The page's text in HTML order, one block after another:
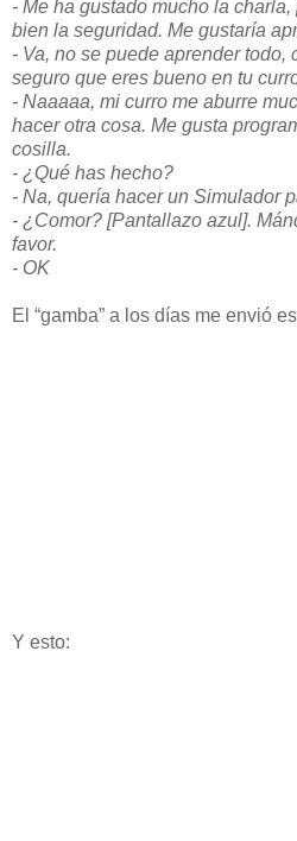
- Me ha gustado mucho la
bien la seguridad. Me gustaría
- Va, no se puede aprender todo,
seguro que eres bueno en tu
- Naaaaa, mi curro me aburre
hacer otra cosa. Me gusta
cosilla.
- ¿Qué has hecho?
- Na, quería hacer un Simulador
- ¿Comor? [Pantallazo azul].
favor.
- OK
El “gamba” a los días me envió
Y esto: